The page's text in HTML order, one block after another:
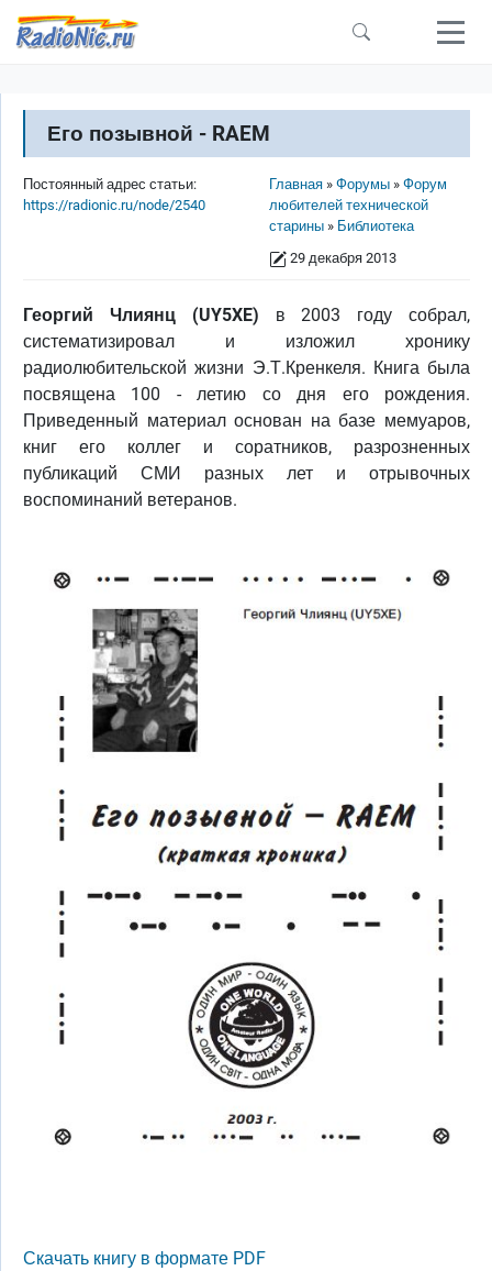
Перейти к основному содержанию
Его позывной - RAEM
Строка навигации
Главная Форумы
Форум
любителей технической
старины
Библиотека
29 декабря 2013
Постоянный адрес статьи:
https://radionic.ru/node/2540
Георгий Члиянц (UY5XE) в 2003 году собрал,
систематизировал и изложил хронику
радиолюбительской жизни Э.Т.Кренкеля. Книга была
посвящена 100 - летию со дня его рождения.
Приведенный материал основан на базе мемуаров,
книг его коллег и соратников, разрозненных
публикаций СМИ разных лет и отрывочных
воспоминаний ветеранов.
Скачать книгу в формате PDF